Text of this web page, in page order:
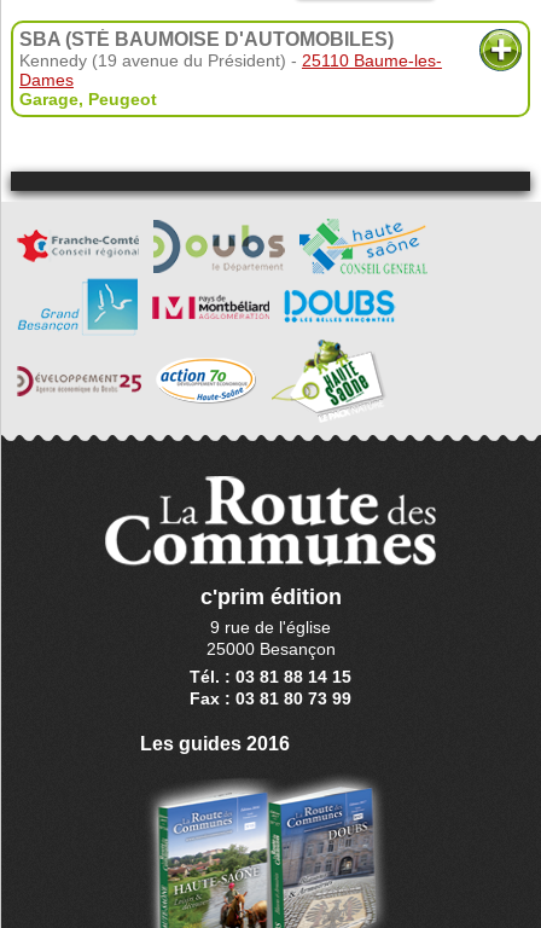
SBA (STÉ BAUMOISE D'AUTOMOBILES)
Kennedy (19 avenue du Président) - 25110 Baume-les-
Dames
Garage, Peugeot
c'prim édition
9 rue de l'église
25000 Besançon
Tél. : 03 81 88 14 15
Fax : 03 81 80 73 99
Les guides 2016